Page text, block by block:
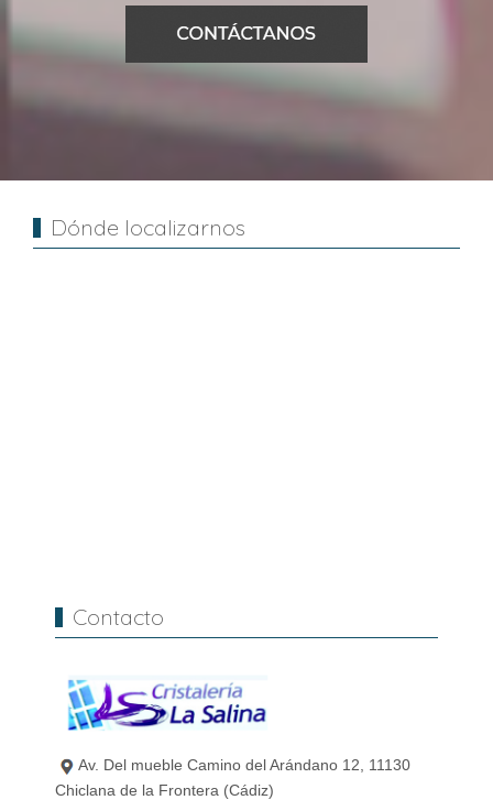
Dónde localizarnos
Contacto
Av. Del mueble Camino del Arándano 12, 11130
Chiclana de la Frontera (Cádiz)